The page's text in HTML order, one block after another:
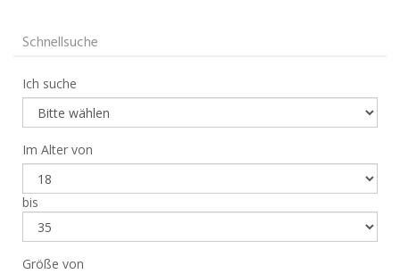
Schnellsuche
Ich suche
Im Alter von
bis
Größe von